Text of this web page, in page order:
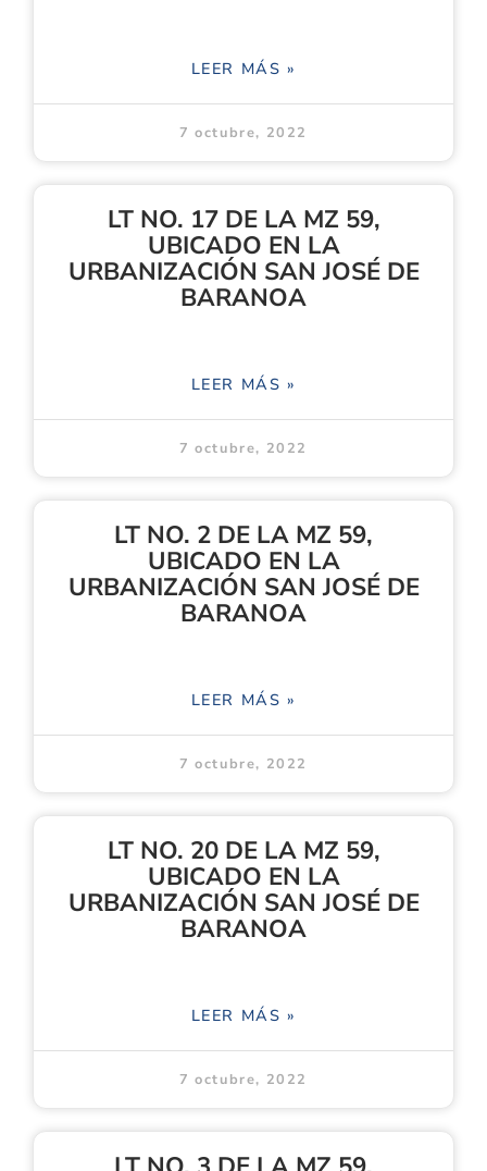
LEER MÁS »
7 octubre, 2022
LT NO. 17 DE LA MZ 59,
UBICADO EN LA
URBANIZACIÓN SAN JOSÉ DE
BARANOA
LEER MÁS »
7 octubre, 2022
LT NO. 2 DE LA MZ 59,
UBICADO EN LA
URBANIZACIÓN SAN JOSÉ DE
BARANOA
LEER MÁS »
7 octubre, 2022
LT NO. 20 DE LA MZ 59,
UBICADO EN LA
URBANIZACIÓN SAN JOSÉ DE
BARANOA
LEER MÁS »
7 octubre, 2022